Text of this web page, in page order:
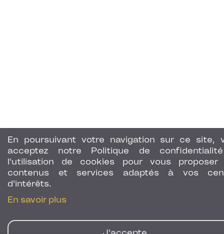
En poursuivant votre navigation sur ce site,
acceptez notre Politique de
l'utilisation de cookies pour vous proposer
contenus et services adaptés à vos
d'intérêts.
En savoir plus